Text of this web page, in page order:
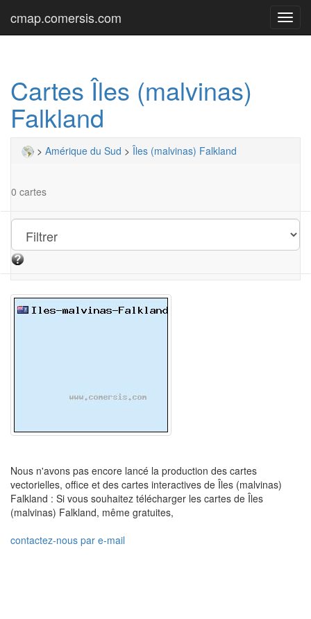
cmap.comersis.com
Cartes Îles (malvinas)
Falkland
> Amérique du Sud > Îles (malvinas) Falkland
0 cartes
Nous n'avons pas encore lancé la production des cartes
vectorielles, office et des cartes interactives de Îles (malvinas)
Falkland : Si vous souhaitez télécharger les cartes de Îles
(malvinas) Falkland, même gratuites,
contactez-nous par e-mail